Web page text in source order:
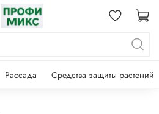
Рассада Средства защиты растений